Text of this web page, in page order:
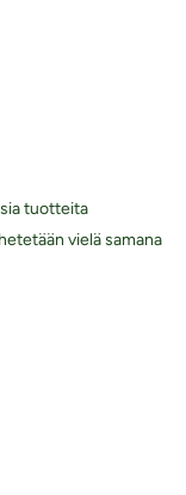
tuotteita
vielä samana